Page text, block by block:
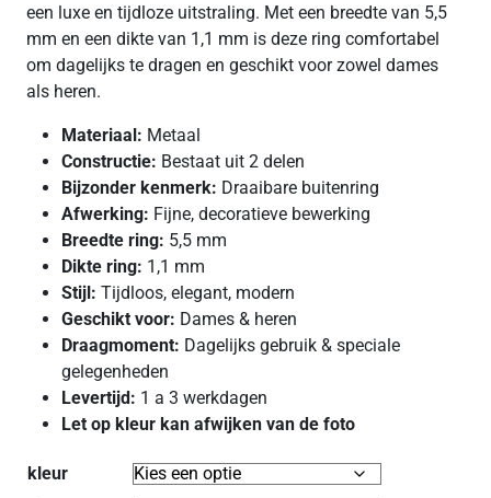
een luxe en tijdloze uitstraling. Met een breedte van 5,5
mm en een dikte van 1,1 mm is deze ring comfortabel
om dagelijks te dragen en geschikt voor zowel dames
als heren.
Materiaal: Metaal
Constructie: Bestaat uit 2 delen
Bijzonder kenmerk: Draaibare buitenring
Afwerking: Fijne, decoratieve bewerking
Breedte ring: 5,5 mm
Dikte ring: 1,1 mm
Stijl: Tijdloos, elegant, modern
Geschikt voor: Dames & heren
Draagmoment: Dagelijks gebruik & speciale
gelegenheden
Levertijd: 1 a 3 werkdagen
Let op kleur kan afwijken van de foto
kleur